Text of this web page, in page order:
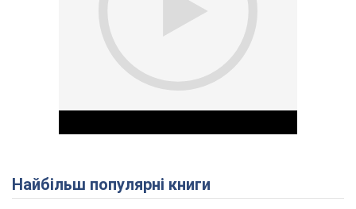
Найбільш популярні книги